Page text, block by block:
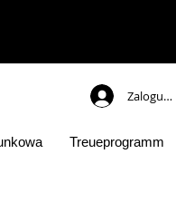
Zaloguj się
Treueprogramm